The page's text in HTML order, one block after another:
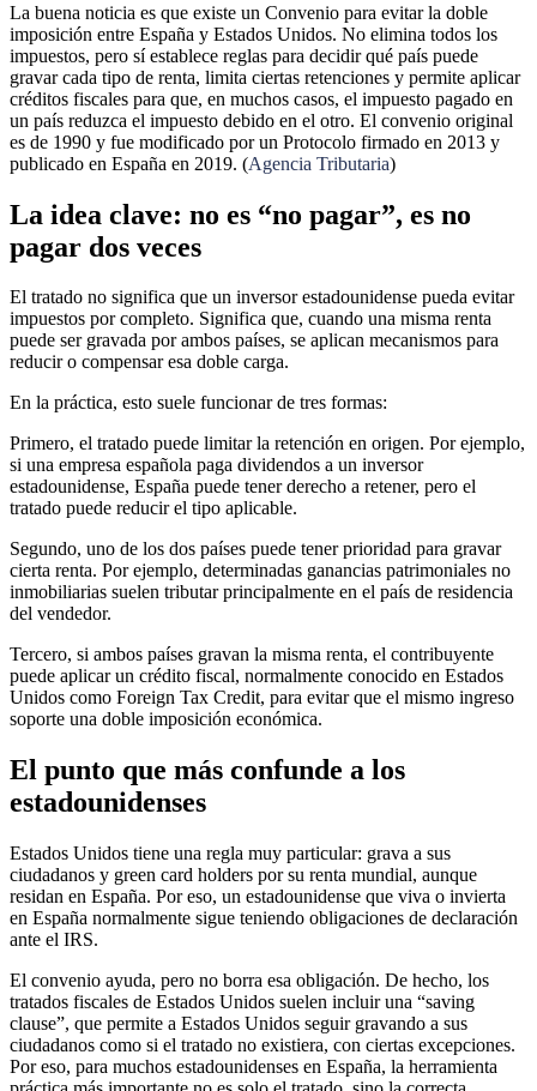
La buena noticia es que existe un Convenio para evitar la doble
imposición entre España y Estados Unidos. No elimina todos los
impuestos, pero sí establece reglas para decidir qué país puede
gravar cada tipo de renta, limita ciertas retenciones y permite aplicar
créditos fiscales para que, en muchos casos, el impuesto pagado en
un país reduzca el impuesto debido en el otro. El convenio original
es de 1990 y fue modificado por un Protocolo firmado en 2013 y
publicado en España en 2019. (Agencia Tributaria)
La idea clave: no es “no pagar”, es no
pagar dos veces
El tratado no significa que un inversor estadounidense pueda evitar
impuestos por completo. Significa que, cuando una misma renta
puede ser gravada por ambos países, se aplican mecanismos para
reducir o compensar esa doble carga.
En la práctica, esto suele funcionar de tres formas:
Primero, el tratado puede limitar la retención en origen. Por ejemplo,
si una empresa española paga dividendos a un inversor
estadounidense, España puede tener derecho a retener, pero el
tratado puede reducir el tipo aplicable.
Segundo, uno de los dos países puede tener prioridad para gravar
cierta renta. Por ejemplo, determinadas ganancias patrimoniales no
inmobiliarias suelen tributar principalmente en el país de residencia
del vendedor.
Tercero, si ambos países gravan la misma renta, el contribuyente
puede aplicar un crédito fiscal, normalmente conocido en Estados
Unidos como Foreign Tax Credit, para evitar que el mismo ingreso
soporte una doble imposición económica.
El punto que más confunde a los
estadounidenses
Estados Unidos tiene una regla muy particular: grava a sus
ciudadanos y green card holders por su renta mundial, aunque
residan en España. Por eso, un estadounidense que viva o invierta
en España normalmente sigue teniendo obligaciones de declaración
ante el IRS.
El convenio ayuda, pero no borra esa obligación. De hecho, los
tratados fiscales de Estados Unidos suelen incluir una “saving
clause”, que permite a Estados Unidos seguir gravando a sus
ciudadanos como si el tratado no existiera, con ciertas excepciones.
Por eso, para muchos estadounidenses en España, la herramienta